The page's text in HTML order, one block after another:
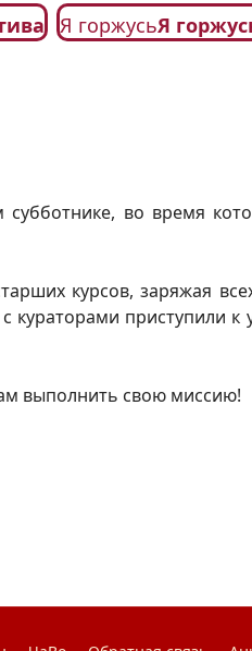
Я горжусьЯ
во время
курсов, заряжая
приступили к
выполнить свою миссию!